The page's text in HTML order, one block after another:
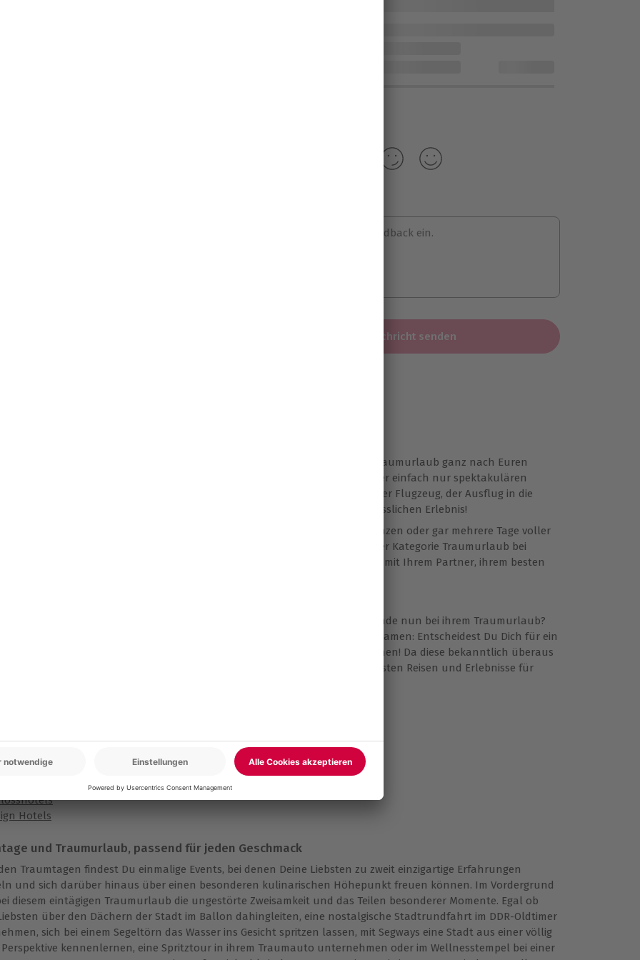
Bitte gib hier dein Feedback ein.
Nachricht senden
Träume Deiner Liebsten in Erfüllung gehen! Findet Euren Traumtag oder Traumurlaub ganz nach Euren
Auf geht´s zu aufregenden, romantischen, kulturellen, actionreichen oder einfach nur spektakulären
In Begleitung von Dir wird das exklusive Dinner, der Höhenflug im Ballon oder Flugzeug, der Ausflug in die
oder die Traumreise zu Drehorten oder Traumstränden zum unvergesslichen Erlebnis!
Deinen Liebsten nicht nur ein paar Stunden, sondern gleich einen ganzen oder gar mehrere Tage voller
Erlebnisse bieten, die sie so schnell nicht vergessen? Dann bist Du in der Kategorie Traumurlaub bei
richtig! Je nach Vorliebe Deiner Liebsten kannst Du ihnen alleine oder auch mit Ihrem Partner, ihrem besten
Reisen, Abenteuer und aufregende Erfahrungen erwarten Deine Freunde nun bei ihrem Traumurlaub?
Prinzip bei allen Angeboten im Bereich Traumurlaub steckt schon im Namen: Entscheidest Du Dich für ein
aus dieser Kategorie, lässt Du die Träume Deiner Liebsten in Erfüllung gehen! Da diese bekanntlich überaus
sein können, beinhalten Traumurlaube bei mydays die unterschiedlichsten Reisen und Erlebnisse für
Hotels
Hotels
und Traumurlaub, passend für jeden Geschmack
Traumtagen findest Du einmalige Events, bei denen Deine Liebsten zu zweit einzigartige Erfahrungen
und sich darüber hinaus über einen besonderen kulinarischen Höhepunkt freuen können. Im Vordergrund
diesem eintägigen Traumurlaub die ungestörte Zweisamkeit und das Teilen besonderer Momente. Egal ob
über den Dächern der Stadt im Ballon dahingleiten, eine nostalgische Stadtrundfahrt im DDR-Oldtimer
sich bei einem Segeltörn das Wasser ins Gesicht spritzen lassen, mit Segways eine Stadt aus einer völlig
kennenlernen, eine Spritztour in ihrem Traumauto unternehmen oder im Wellnesstempel bei einer